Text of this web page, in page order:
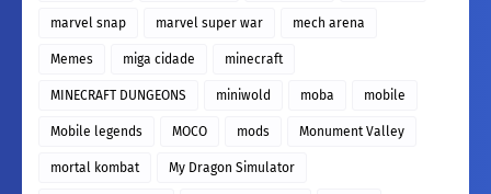
marvel snap marvel super war mech arena
Memes miga cidade minecraft
MINECRAFT DUNGEONS miniwold moba mobile
Mobile legends MOCO mods Monument Valley
mortal kombat My Dragon Simulator